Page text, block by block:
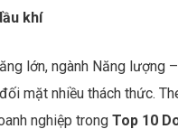
khí
lớn, ngành Năng lượng
mặt nhiều thách thức.
nghiệp trong Top 10